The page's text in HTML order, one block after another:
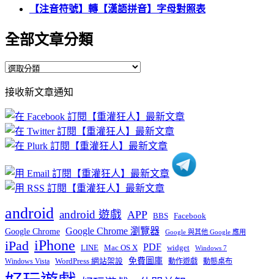
【注音符號】轉【漢語拼音】字母對照表
全部文章分類
全
文
章
分
類
接收新文章通知
android android 遊戲 APP BBS Facebook
Google Chrome Google Chrome 瀏覽器 Google 與其他 Google 應用
iPad iPhone LINE Mac OS X PDF widget Windows 7
Windows Vista WordPress 網站架設 免費圖庫 動作遊戲 動態桌布